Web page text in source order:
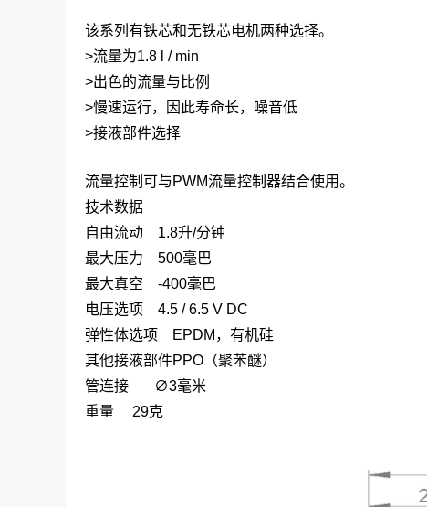
该系列有铁芯和无铁芯电机两种选择。
>流量为1.8 l / min
>出色的流量与比例
>慢速运行，因此寿命长，噪音低
>接液部件选择
流量控制可与PWM流量控制器结合使用。
技术数据
自由流动 1.8升/分钟
最大压力 500毫巴
最大真空 -400毫巴
电压选项 4.5 / 6.5 V DC
弹性体选项 EPDM，有机硅
其他接液部件PPO（聚苯醚）
管连接 ∅3毫米
重量 29克